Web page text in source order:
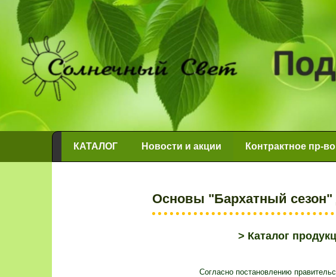
КАТАЛОГ Новости и акции Контрактное пр-во
Основы "Бархатный
> Каталог
Согласно постановлению